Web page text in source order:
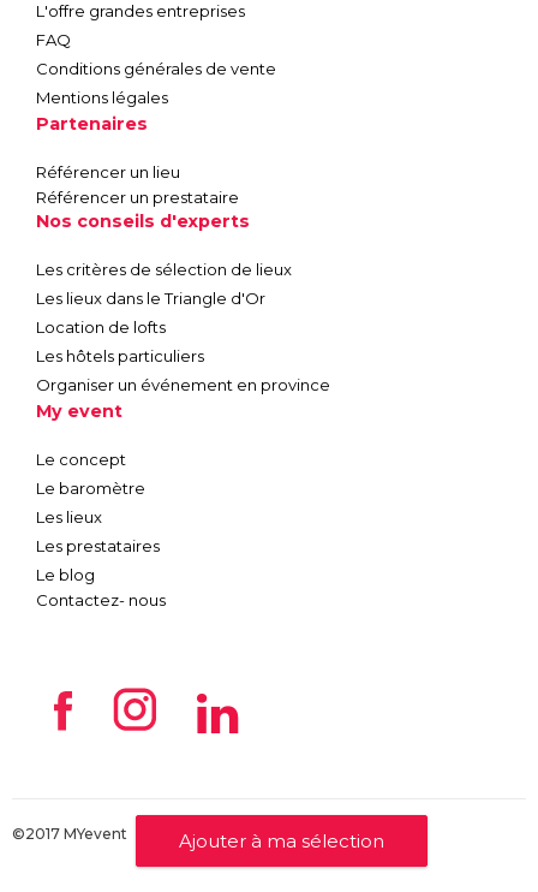
L'offre grandes entreprises
FAQ
Conditions générales de vente
Mentions légales
Partenaires
Référencer un lieu
Référencer un prestataire
Nos conseils d'experts
Les critères de sélection de lieux
Les lieux dans le Triangle d'Or
Location de lofts
Les hôtels particuliers
Organiser un événement en province
My event
Le concept
Le baromètre
Les lieux
Les prestataires
Le blog
Contactez- nous
©2017 MYevent